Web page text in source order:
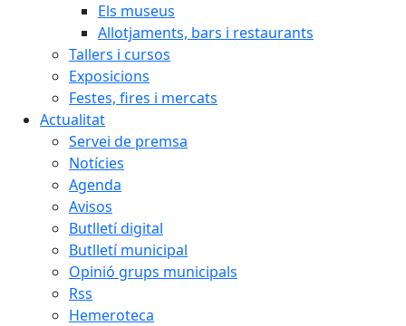
Els museus
Allotjaments, bars i restaurants
Tallers i cursos
Exposicions
Festes, fires i mercats
Actualitat
Servei de premsa
Notícies
Agenda
Avisos
Butlletí digital
Butlletí municipal
Opinió grups municipals
Rss
Hemeroteca